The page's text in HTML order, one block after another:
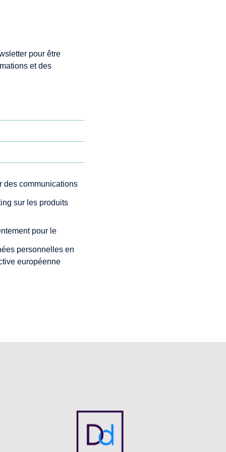
à
DU
connaissance grâce aux excellentes
suivre d’autres formations."
PHARMACIEN ADJOINT, PHARMACIE CAP
pour être
et des
des communications
sur les produits
pour le
personnelles en
européenne